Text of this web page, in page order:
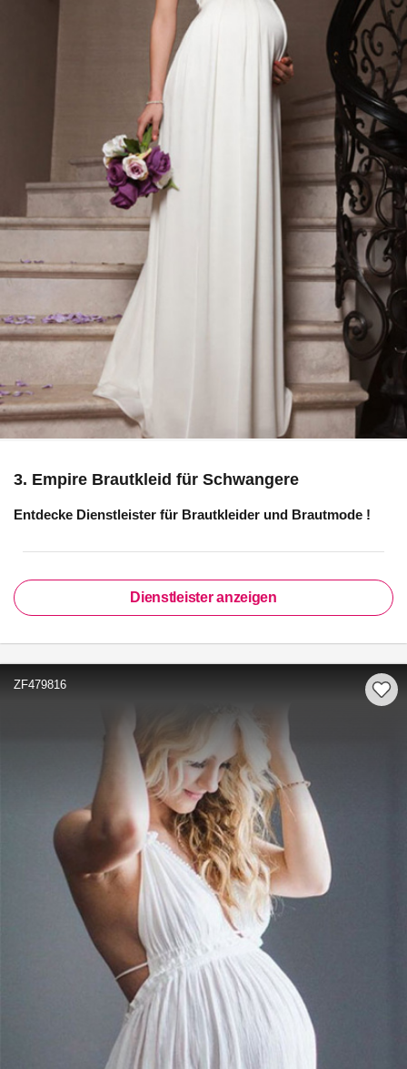
3. Empire Brautkleid für Schwangere
Entdecke Dienstleister für Brautkleider und Brautmode !
Dienstleister anzeigen
ZF479816